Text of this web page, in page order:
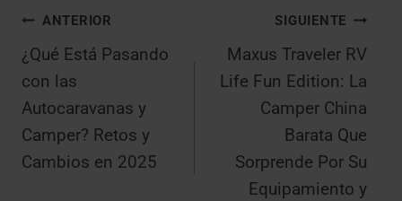
Navegación
de
entradas
ANTERIOR
¿Qué Está Pasando
con las
Autocaravanas y
Camper? Retos y
Cambios en 2025
SIGUIENTE
Maxus Traveler RV
Life Fun Edition: La
Camper China
Barata Que
Sorprende Por Su
Equipamiento y